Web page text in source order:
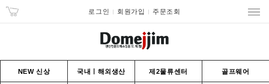
로그인 회원가입 주문조회
NEW 신상 국내ㅣ해외생산 제2물류센터 골프웨어